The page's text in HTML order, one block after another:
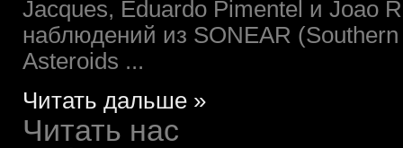
Jacques, Eduardo Pimentel и Joаo
наблюдений из SONEAR
Asteroids ...
Читать дальше »
Читать нас